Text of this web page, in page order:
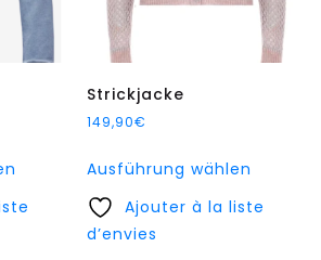
gewählt
werden
gewählt
werden
weist
mehrere
Strickjacke
149,90€
Ausführung wählen
weist
Ajouter à la liste
d’envies